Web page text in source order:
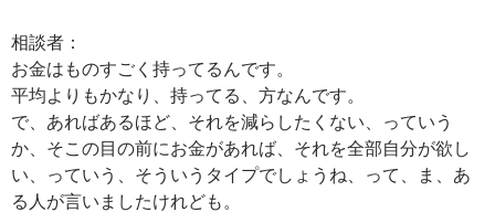
相談者：
お金はものすごく持ってるんです。
平均よりもかなり、持ってる、方なんです。
で、あればあるほど、それを減らしたくない、っていう
か、そこの目の前にお金があれば、それを全部自分が欲し
い、っていう、そういうタイプでしょうね、って、ま、あ
る人が言いましたけれども。